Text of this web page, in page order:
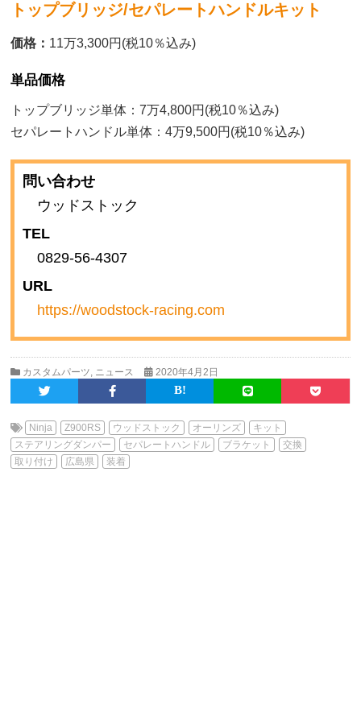
トップブリッジ/セパレートハンドルキット
価格： 11万3,300円(税10％込み)
単品価格
トップブリッジ単体：7万4,800円(税10％込み)
セパレートハンドル単体：4万9,500円(税10％込み)
問い合わせ
ウッドストック
TEL
0829-56-4307
URL
https://woodstock-racing.com
カスタムパーツ ニュース 2020年4月2日
Ninja Z900RS ウッドストック オーリンズ
キット
ステアリングダンパー
セパレートハンドル ブラケット
交換
取り付け
広島県 装着